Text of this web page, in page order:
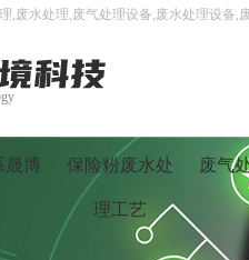
,废水处理,废气处理设备,废水处理设备,
晟博 保险粉废水处
理工艺
废气